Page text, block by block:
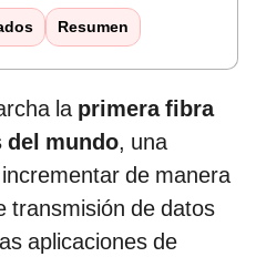
Resumen
la primera fibra
del mundo, una
de manera
transmisión de datos
aplicaciones de